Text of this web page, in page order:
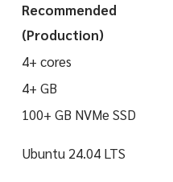
Recommended
(Production)
4+ cores
4+ GB
100+ GB NVMe SSD
Ubuntu 24.04 LTS